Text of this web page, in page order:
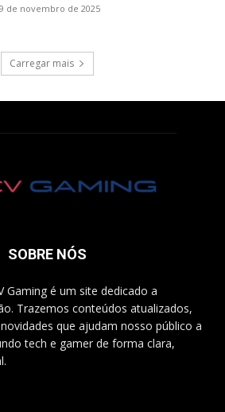
de novembro de 2025
Carregar mais
SOBRE NÓS
Gaming é um site dedicado a
Trazemos conteúdos atualizados,
que ajudam nosso público a
tech e gamer de forma clara,